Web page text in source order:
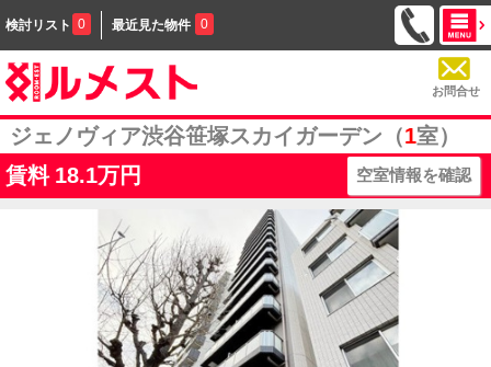
検討リスト 0 最近見た物件 0
お問合せ
ジェノヴィア渋谷笹塚スカイガーデン（1室）
賃料 18.1万円 空室情報を確認